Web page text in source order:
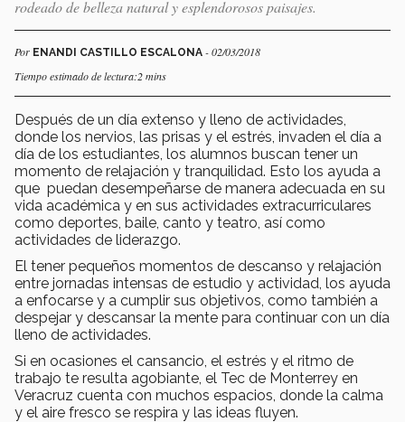
rodeado de belleza natural y esplendorosos paisajes.
Por ENANDI CASTILLO ESCALONA - 02/03/2018
Tiempo estimado de lectura:2 mins
Después de un día extenso y lleno de actividades,
donde los nervios, las prisas y el estrés, invaden el día a
día de los estudiantes, los alumnos buscan tener un
momento de relajación y tranquilidad. Esto los ayuda a
que puedan desempeñarse de manera adecuada en su
vida académica y en sus actividades extracurriculares
como deportes, baile, canto y teatro, así como
actividades de liderazgo.
El tener pequeños momentos de descanso y relajación
entre jornadas intensas de estudio y actividad, los ayuda
a enfocarse y a cumplir sus objetivos, como también a
despejar y descansar la mente para continuar con un día
lleno de actividades.
Si en ocasiones el cansancio, el estrés y el ritmo de
trabajo te resulta agobiante, el Tec de Monterrey en
Veracruz cuenta con muchos espacios, donde la calma
y el aire fresco se respira y las ideas fluyen.